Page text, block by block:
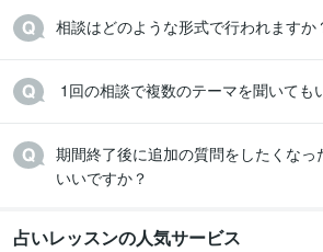
相談はどのような形式で行われますか
1回の相談で複数のテーマを聞いても
期間終了後に追加の質問をしたくな
いいですか？
占いレッスンの人気サービス